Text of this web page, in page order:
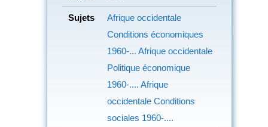
Sujets
Afrique occidentale
Conditions économiques
1960-... Afrique occidentale
Politique économique
1960-.... Afrique
occidentale Conditions
sociales 1960-....